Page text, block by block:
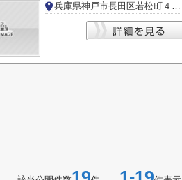
兵庫県神戸市長田区若松町４丁目